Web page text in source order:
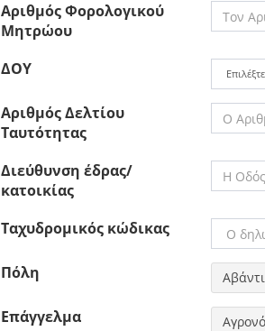
Αριθμός Φορολογικού
Μητρώου
ΔΟΥ
Αριθμός Δελτίου
Ταυτότητας
Διεύθυνση έδρας/
κατοικίας
Ταχυδρομικός κώδικας
Πόλη
Επάγγελμα